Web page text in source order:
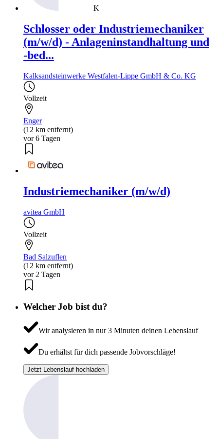
K
Schlosser oder Industriemechaniker
(m/w/d) - Anlageninstandhaltung und
-bed...
Kalksandsteinwerke Westfalen-Lippe GmbH & Co. KG
Vollzeit
Enger
(12 km entfernt)
vor 6 Tagen
Industriemechaniker (m/w/d)
avitea GmbH
Vollzeit
Bad Salzuflen
(12 km entfernt)
vor 2 Tagen
Welcher Job bist du?
Wir analysieren in nur 3 Minuten deinen Lebenslauf
Du erhältst für dich passende Jobvorschläge!
Jetzt Lebenslauf hochladen